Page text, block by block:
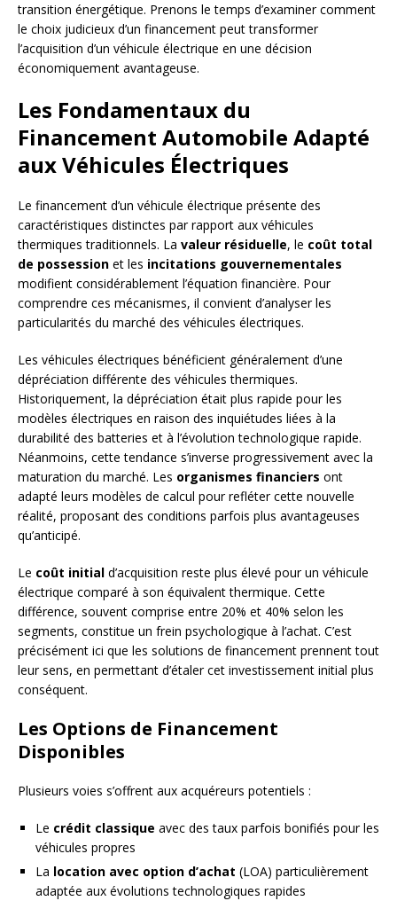
transition énergétique. Prenons le temps d’examiner comment
le choix judicieux d’un financement peut transformer
l’acquisition d’un véhicule électrique en une décision
économiquement avantageuse.
Les Fondamentaux du
Financement Automobile Adapté
aux Véhicules Électriques
Le financement d’un véhicule électrique présente des
caractéristiques distinctes par rapport aux véhicules
thermiques traditionnels. La valeur résiduelle, le coût total
de possession et les incitations gouvernementales
modifient considérablement l’équation financière. Pour
comprendre ces mécanismes, il convient d’analyser les
particularités du marché des véhicules électriques.
Les véhicules électriques bénéficient généralement d’une
dépréciation différente des véhicules thermiques.
Historiquement, la dépréciation était plus rapide pour les
modèles électriques en raison des inquiétudes liées à la
durabilité des batteries et à l’évolution technologique rapide.
Néanmoins, cette tendance s’inverse progressivement avec la
maturation du marché. Les organismes financiers ont
adapté leurs modèles de calcul pour refléter cette nouvelle
réalité, proposant des conditions parfois plus avantageuses
qu’anticipé.
Le coût initial d’acquisition reste plus élevé pour un véhicule
électrique comparé à son équivalent thermique. Cette
différence, souvent comprise entre 20% et 40% selon les
segments, constitue un frein psychologique à l’achat. C’est
précisément ici que les solutions de financement prennent tout
leur sens, en permettant d’étaler cet investissement initial plus
conséquent.
Les Options de Financement
Disponibles
Plusieurs voies s’offrent aux acquéreurs potentiels :
Le crédit classique avec des taux parfois bonifiés pour les
véhicules propres
La location avec option d’achat (LOA) particulièrement
adaptée aux évolutions technologiques rapides